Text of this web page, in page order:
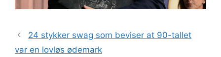
24 stykker swag som beviser at 90-tallet
var en lovløs ødemark